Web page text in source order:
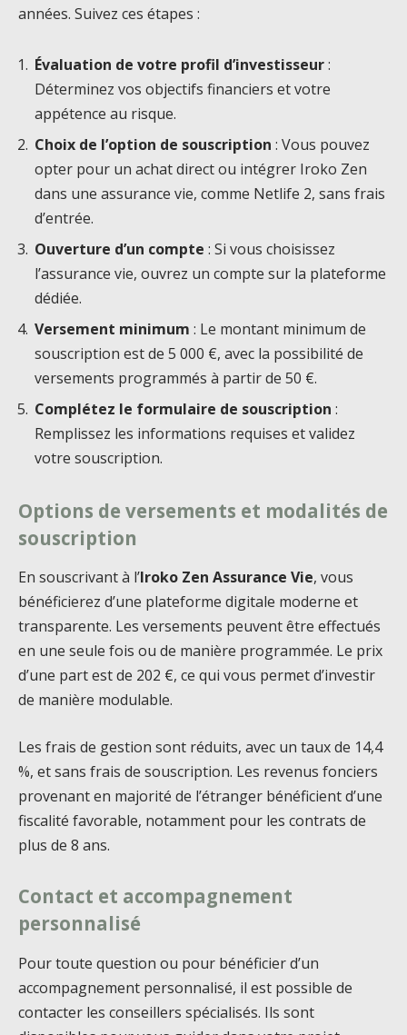
années. Suivez ces étapes :
Évaluation de votre profil d’investisseur:
Déterminez vos objectifs financiers et votre
appétence au risque.
Choix de l’option de souscription : Vous pouvez
opter pour un achat direct ou intégrer Iroko Zen
dans une assurance vie, comme Netlife 2, sans frais
d’entrée.
Ouverture d’un compte : Si vous choisissez
l’assurance vie, ouvrez un compte sur la plateforme
dédiée.
Versement minimum : Le montant minimum de
souscription est de 5 000 €, avec la possibilité de
versements programmés à partir de 50 €.
Complétez le formulaire de souscription :
Remplissez les informations requises et validez
votre souscription.
Options de versements et modalités de
souscription
En souscrivant à l’Iroko Zen Assurance Vie, vous
bénéficierez d’une plateforme digitale moderne et
transparente. Les versements peuvent être effectués
en une seule fois ou de manière programmée. Le prix
d’une part est de 202 €, ce qui vous permet d’investir
de manière modulable.
Les frais de gestion sont réduits, avec un taux de 14,4
%, et sans frais de souscription. Les revenus fonciers
provenant en majorité de l’étranger bénéficient d’une
fiscalité favorable, notamment pour les contrats de
plus de 8 ans.
Contact et accompagnement
personnalisé
Pour toute question ou pour bénéficier d’un
accompagnement personnalisé, il est possible de
contacter les conseillers spécialisés. Ils sont